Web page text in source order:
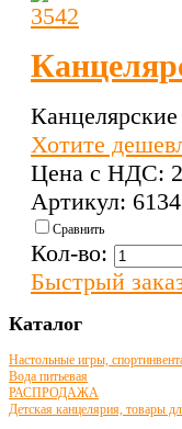
Хотите
Цена с НДС:
Артикул: 6134
Сравнить
Кол-во:
Быстрый
Каталог
Настольные игры,
Вода питьевая
РАСПРОДАЖА
Детская канцелярия, товары